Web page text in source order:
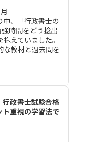
、「行政書士の
時間をどう捻出
えていました。
な教材と過去問を
政書士試験合格
重視の学習法で